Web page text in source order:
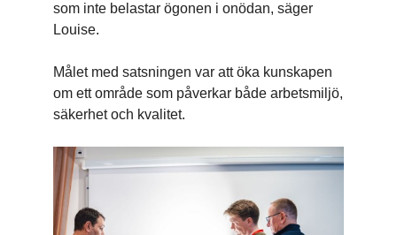
som inte belastar ögonen i onödan, säger
Louise.
Målet med satsningen var att öka kunskapen
om ett område som påverkar både arbetsmiljö,
säkerhet och kvalitet.